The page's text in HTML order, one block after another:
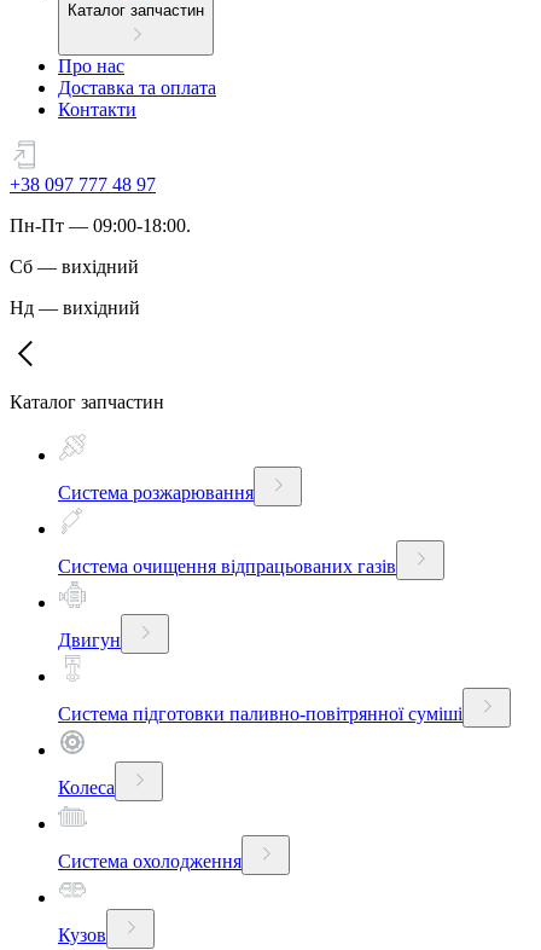
Каталог запчастин
Про нас
Доставка та оплата
Контакти
+38 097 777 48 97
Пн-Пт — 09:00-18:00.
Сб — вихідний
Нд — вихідний
Каталог запчастин
Система розжарювання
Система очищення відпрацьованих газів
Двигун
Система підготовки паливно-повітрянної суміші
Колеса
Система охолодження
Кузов